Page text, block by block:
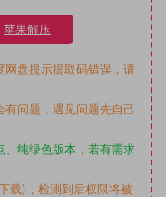
苹果解压
盘提示提取码错误，请
问题，遇见问题先自己
、纯绿色版本，若有需求
载)，检测到后权限将被